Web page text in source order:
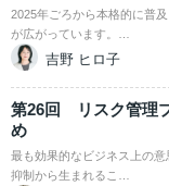
2025年ごろから本格的に普
が広がっています。…
吉野 ヒロ子
第26回 リスク管理
め
最も効果的なビジネス上の
抑制から生まれるこ…